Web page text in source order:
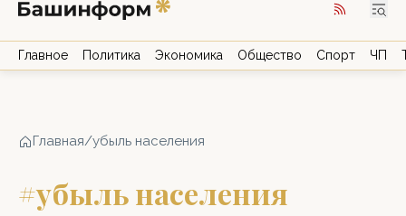
Главное Политика Экономика Общество Спорт ЧП
Главная/убыль населения
#убыль населения